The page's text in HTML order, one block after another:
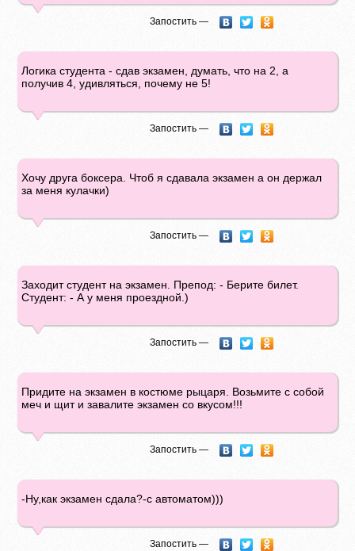
Запостить —
Логика студента - сдав экзамен, думать, что на 2, а
получив 4, удивляться, почему не 5!
Запостить —
Хочу друга боксера. Чтоб я сдавала экзамен а он держал
за меня кулачки)
Запостить —
Заходит студент на экзамен. Препод: - Берите билет.
Студент: - А у меня проездной.)
Запостить —
Придите на экзамен в костюме рыцаря. Возьмите с собой
меч и щит и завалите экзамен со вкусом!!!
Запостить —
-Ну,как экзамен сдала?-с автоматом)))
Запостить —